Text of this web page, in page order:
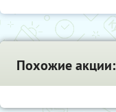
Похожие акции: